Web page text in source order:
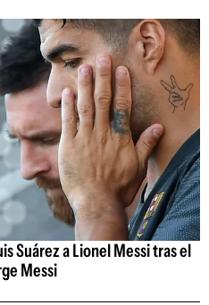
Suárez a Lionel Messi tras el
Messi